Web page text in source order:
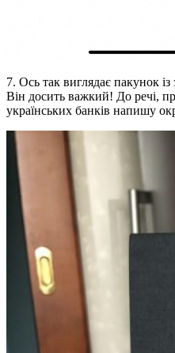
7. Ось так виглядає пакунок
Він досить важкий! До речі,
українських банків напишу